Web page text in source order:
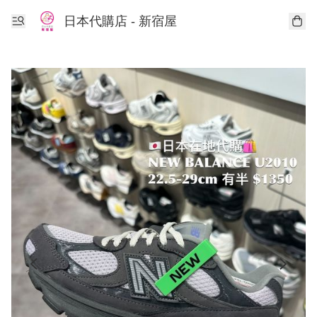
日本代購店 - 新宿屋